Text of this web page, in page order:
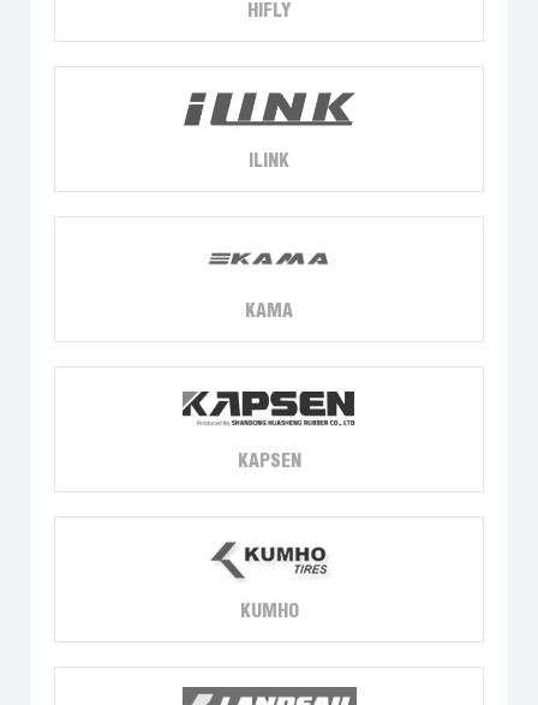
HIFLY
ILINK
KAMA
KAPSEN
KUMHO